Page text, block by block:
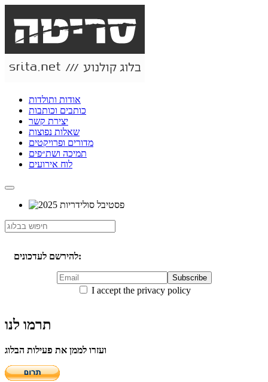
אודות ותולדות
כותבים וכותבות
יצירת קשר
שאלות נפוצות
מדורים ופרויקטים
תמיכה ושת״פים
לוח אירועים
להירשם לעדכונים:
I accept the privacy policy
תרמו לנו
ועזרו לממן את פעילות הבלוג